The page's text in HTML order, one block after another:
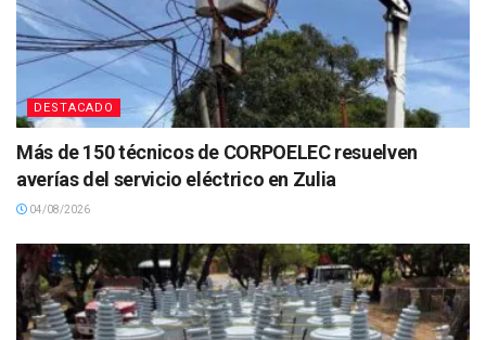
DESTACADO
Más de 150 técnicos de CORPOELEC resuelven
averías del servicio eléctrico en Zulia
04/08/2026